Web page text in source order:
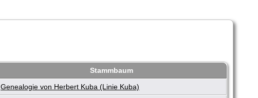
Stammbaum
Genealogie von Herbert Kuba (Linie Kuba)